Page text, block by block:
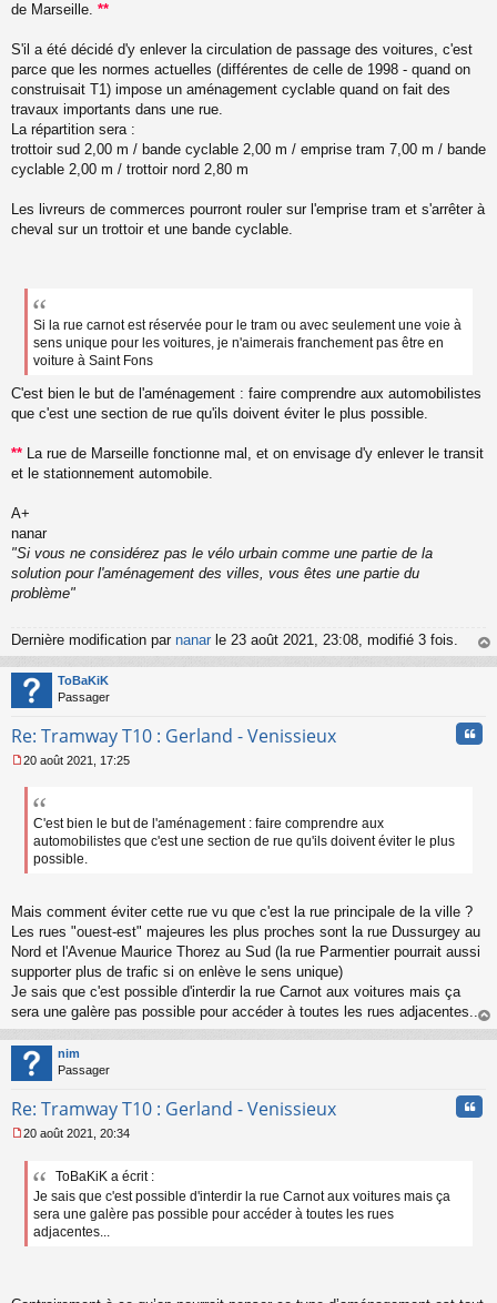
de Marseille. **
S'il a été décidé d'y enlever la circulation de passage des voitures, c'est
parce que les normes actuelles (différentes de celle de 1998 - quand on
construisait T1) impose un aménagement cyclable quand on fait des
travaux importants dans une rue.
La répartition sera :
trottoir sud 2,00 m / bande cyclable 2,00 m / emprise tram 7,00 m / bande
cyclable 2,00 m / trottoir nord 2,80 m
Les livreurs de commerces pourront rouler sur l'emprise tram et s'arrêter à
cheval sur un trottoir et une bande cyclable.
Si la rue carnot est réservée pour le tram ou avec seulement une voie à
sens unique pour les voitures, je n'aimerais franchement pas être en
voiture à Saint Fons
C'est bien le but de l'aménagement : faire comprendre aux automobilistes
que c'est une section de rue qu'ils doivent éviter le plus possible.
** La rue de Marseille fonctionne mal, et on envisage d'y enlever le transit
et le stationnement automobile.
A+
nanar
"Si vous ne considérez pas le vélo urbain comme une partie de la
solution pour l'aménagement des villes, vous êtes une partie du
problème"
Dernière modification par nanar le 23 août 2021, 23:08, modifié 3 fois.
au
ToBaKiK
Passager
Re: Tramway T10 : Gerland - Venissieux
e
e
l
u
20 août 2021, 17:25
C'est bien le but de l'aménagement : faire comprendre aux
automobilistes que c'est une section de rue qu'ils doivent éviter le plus
possible.
Mais comment éviter cette rue vu que c'est la rue principale de la ville ?
Les rues "ouest-est" majeures les plus proches sont la rue Dussurgey au
Nord et l'Avenue Maurice Thorez au Sud (la rue Parmentier pourrait aussi
supporter plus de trafic si on enlève le sens unique)
Je sais que c'est possible d'interdir la rue Carnot aux voitures mais ça
sera une galère pas possible pour accéder à toutes les rues adjacentes...
au
nim
Passager
Re: Tramway T10 : Gerland - Venissieux
e
e
20 août 2021, 20:34
ToBaKiK a écrit :
Je sais que c'est possible d'interdir la rue Carnot aux voitures mais ça
sera une galère pas possible pour accéder à toutes les rues
adjacentes...